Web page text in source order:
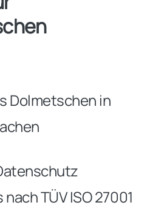
Dolmetschen in
TÜV ISO 27001